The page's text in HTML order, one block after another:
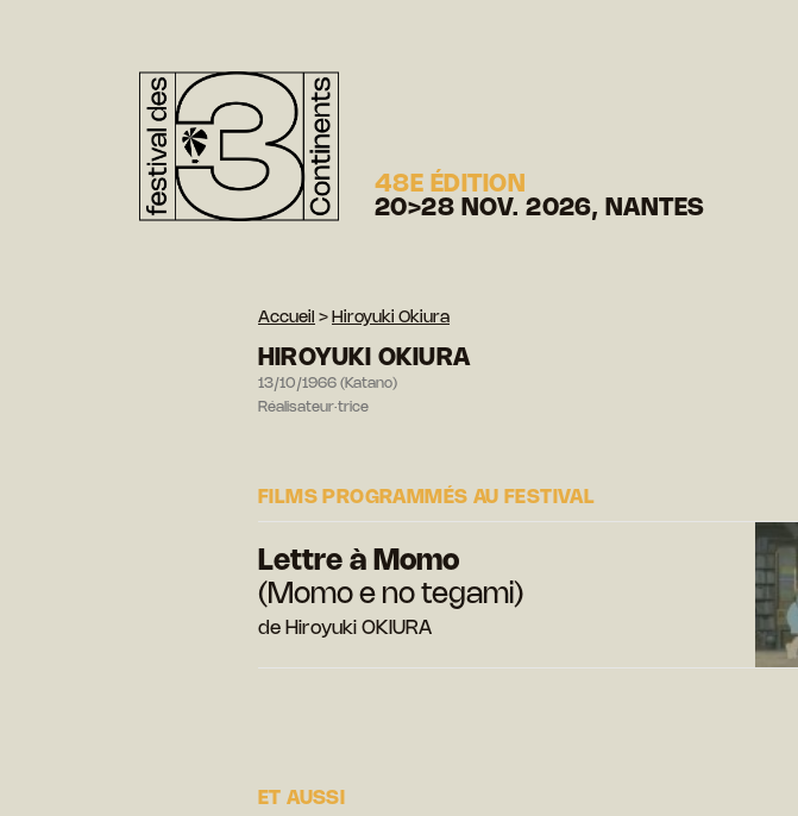
48E ÉDITION
20>28 NOV. 2026, NANTES
Accueil > Hiroyuki Okiura
HIROYUKI OKIURA
13/10/1966 (Katano)
Réalisateur·trice
FILMS PROGRAMMÉS AU FESTIVAL
Lettre à Momo
(Momo e no tegami)
de Hiroyuki OKIURA
ET AUSSI